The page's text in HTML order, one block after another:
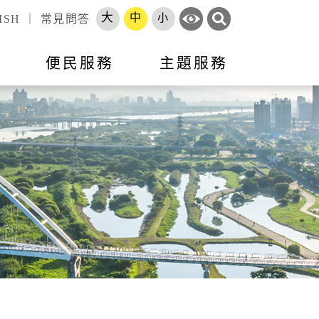
常見問答 大 中 小
活動訊息市政會議專題報告
建設建議
（捐）助
報
開放資料
便民服務
租資訊 跨區服務網
服務 智能客服
主題服務
須知
標準
金額基準
目
就業
就業資訊
勞工大學
市府徵才
職訓補給站
原住民人力資源網